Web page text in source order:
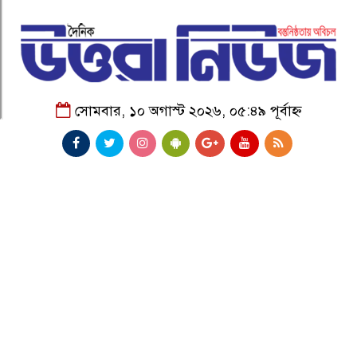
সোমবার, ১০ অগাস্ট ২০২৬, ০৫:৪৯ পূর্বাহ্ন